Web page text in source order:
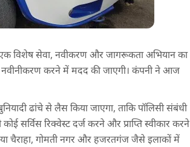
विशेष सेवा, नवीकरण और जागरूकता अभियान का
नवीनीकरण करने में मदद की जाएगी। कंपनी ने आज
ढांचे से लैस किया जाएगा, ताकि पॉलिसी संबंधी
सर्विस रिक्वेस्ट दर्ज करने और प्राप्ति स्वीकार करने
चैराहा, गोमती नगर और हजरतगंज जैसे इलाकों में